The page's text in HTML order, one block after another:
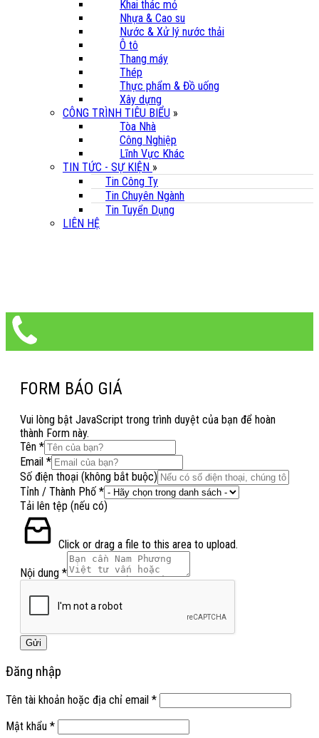
Khai thác mỏ
Nhựa & Cao su
Nước & Xử lý nước thải
Ô tô
Thang máy
Thép
Thực phẩm & Đồ uống
Xây dựng
CÔNG TRÌNH TIÊU BIỂU »
Tòa Nhà
Công Nghiệp
Lĩnh Vực Khác
TIN TỨC - SỰ KIỆN »
Tin Công Ty
Tin Chuyên Ngành
Tin Tuyển Dụng
LIÊN HỆ
FORM BÁO GIÁ
Vui lòng bật JavaScript trong trình duyệt của bạn để hoàn
thành Form này.
Tên *
Số
/
buộc)
Email *
Số điện thoại (không bắt buộc)
Tỉnh / Thành Phố *
Tải lên tệp (nếu có)
Click or drag a file to this area to upload.
Nội dung *
Gửi
Đăng nhập
Tên tài khoản hoặc địa chỉ email *
Mật khẩu *